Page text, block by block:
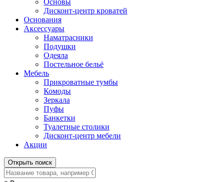
Основы
Дисконт-центр кроватей
Основания
Аксессуары
Наматрасники
Подушки
Одеяла
Постельное бельё
Мебель
Прикроватные тумбы
Комоды
Зеркала
Пуфы
Банкетки
Туалетные столики
Дисконт-центр мебели
Акции
Открыть поиск